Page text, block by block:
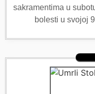
sakramentima u
bolesti u svojoj